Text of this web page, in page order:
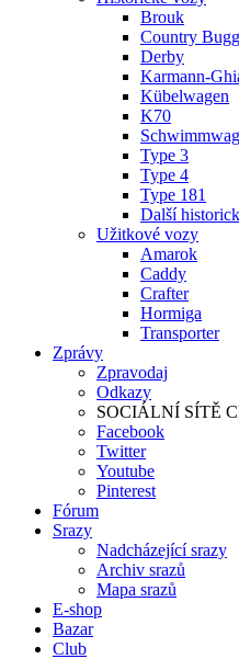
Brouk
Country
Derby
Karmann-
Kübelwagen
K70
Type 3
Type 4
Type 181
Další
Užitkové vozy
Amarok
Caddy
Crafter
Hormiga
Transporter
Zprávy
Zpravodaj
Odkazy
SOCIÁLNÍ SÍTĚ
Facebook
Twitter
Youtube
Pinterest
Fórum
Srazy
Nadcházející srazy
Archiv srazů
Mapa srazů
E-shop
Bazar
Club